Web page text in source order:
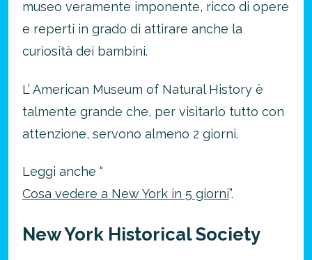
museo veramente imponente, ricco di opere
e reperti in grado di attirare anche la
curiosità dei bambini.
L’ American Museum of Natural History è
talmente grande che, per visitarlo tutto con
attenzione, servono almeno 2 giorni.
Leggi anche “
Cosa vedere a New York in 5 giorni”.
New York Historical Society